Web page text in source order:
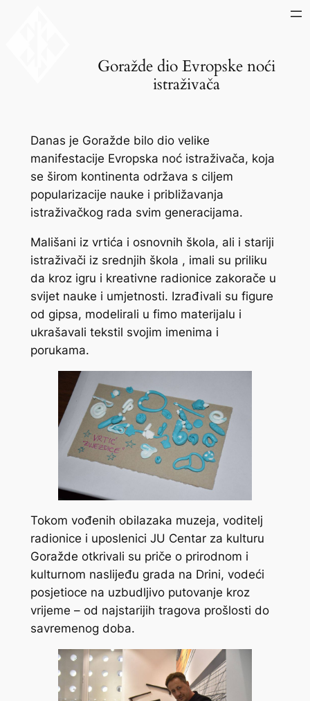
Goražde dio Evropske noći
istraživača
Danas je Goražde bilo dio velike
manifestacije Evropska noć istraživača, koja
se širom kontinenta održava s ciljem
popularizacije nauke i približavanja
istraživačkog rada svim generacijama.
Mališani iz vrtića i osnovnih škola, ali i stariji
istraživači iz srednjih škola , imali su priliku
da kroz igru i kreativne radionice zakorače u
svijet nauke i umjetnosti. Izrađivali su figure
od gipsa, modelirali u fimo materijalu i
ukrašavali tekstil svojim imenima i
porukama.
Tokom vođenih obilazaka muzeja, voditelj
radionice i uposlenici JU Centar za kulturu
Goražde otkrivali su priče o prirodnom i
kulturnom naslijeđu grada na Drini, vodeći
posjetioce na uzbudljivo putovanje kroz
vrijeme – od najstarijih tragova prošlosti do
savremenog doba.